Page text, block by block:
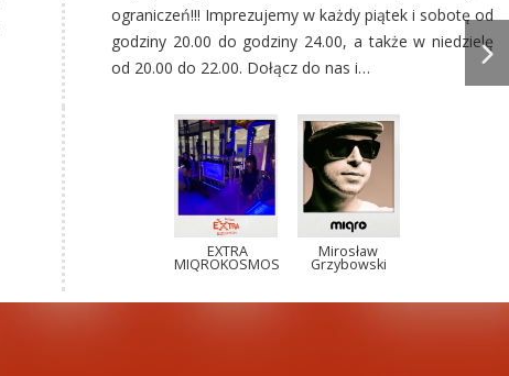
ograniczeń!!! Imprezujemy w każdy piątek i sobotę od
godziny 20.00 do godziny 24.00, a także w niedzielę
od 20.00 do 22.00. Dołącz do nas i…
EXTRA
MIQROKOSMOS
Mirosław
Grzybowski